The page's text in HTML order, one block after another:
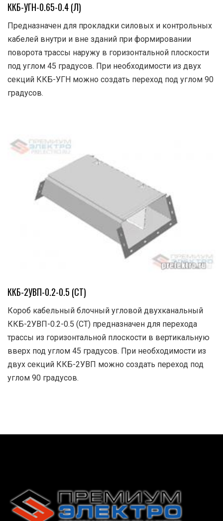
ККБ-УГН-0.65-0.4 (Л)
Предназначен для прокладки силовых и контрольных
кабелей внутри и вне зданий при формировании
поворота трассы наружу в горизонтальной плоскости
под углом 45 градусов. При необходимости из двух
секций ККБ-УГН можно создать переход под углом 90
градусов.
ККБ-2УВП-0.2-0.5 (СТ)
Короб кабельный блочный угловой двухканальный
ККБ-2УВП-0.2-0.5 (СТ) предназначен для перехода
трассы из горизонтальной плоскости в вертикальную
вверх под углом 45 градусов. При необходимости из
двух секций ККБ-2УВП можно создать переход под
углом 90 градусов.